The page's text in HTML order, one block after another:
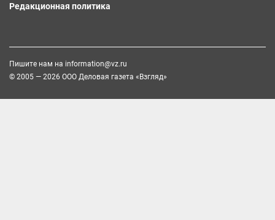
Редакционная политика
Пишите нам на information@vz.ru
© 2005 — 2026 ООО Деловая газета «Взгляд»